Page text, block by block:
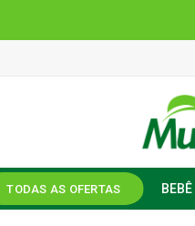
TODAS AS OFERTAS BEBÊ